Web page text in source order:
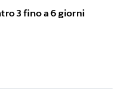
3 fino a 6 giorni